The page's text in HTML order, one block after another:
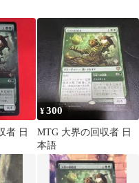
者 日
¥300
MTG 大界の回収者 日
本語